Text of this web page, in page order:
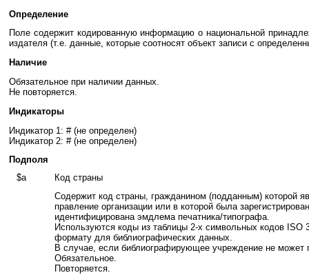
Определение
Поле содержит кодированную информацию о национальной
издателя (т.е. данные, которые соотносят объект записи с
Наличие
Обязательное при наличии данных.
Не повторяется.
Индикаторы
Индикатор 1: # (не определен)
Индикатор 2: # (не определен)
Подполя
$a
Код страны
Содержит код страны, гражданином (подданным) которой
правление организации или в которой была
идентифицирована эмдлема печатника/типографа.
Используются коды из таблицы 2-х символьных кодов
формату для библиографических данных.
В случае, если библиографирующее учреждение не может
Обязательное.
Повторяется.